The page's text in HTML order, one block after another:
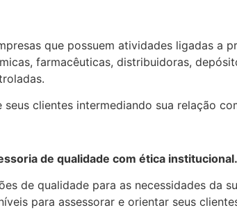
que possuem atividades ligadas
farmacêuticas, distribuidoras,
clientes intermediando sua relação
de qualidade com ética institucional.
de qualidade para as necessidades da
para assessorar e orientar seus